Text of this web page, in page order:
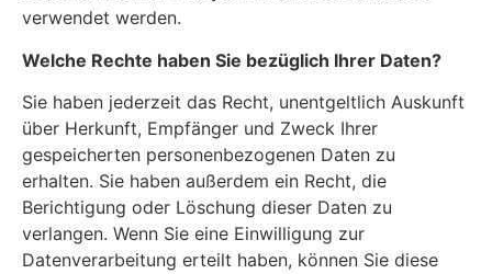
verwendet werden.
Welche Rechte haben Sie bezüglich Ihrer Daten?
Sie haben jederzeit das Recht, unentgeltlich Auskunft
über Herkunft, Empfänger und Zweck Ihrer
gespeicherten personenbezogenen Daten zu
erhalten. Sie haben außerdem ein Recht, die
Berichtigung oder Löschung dieser Daten zu
verlangen. Wenn Sie eine Einwilligung zur
Datenverarbeitung erteilt haben, können Sie diese